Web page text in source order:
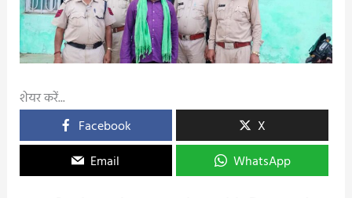
शेयर करें...
Facebook
X
Email
WhatsApp